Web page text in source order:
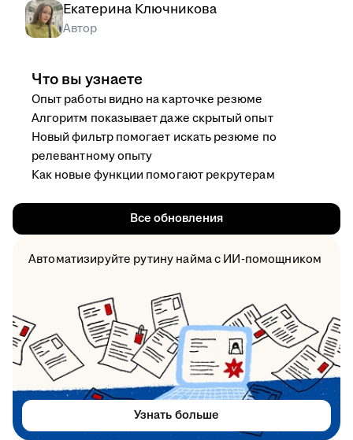
Екатерина Ключникова
Автор
Что вы узнаете
Опыт работы видно на карточке резюме
Алгоритм показывает даже скрытый опыт
Новый фильтр помогает искать резюме по
релевантному опыту
Как новые функции помогают рекрутерам
Все обновления
Автоматизируйте рутину найма с ИИ-помощником
Узнать больше